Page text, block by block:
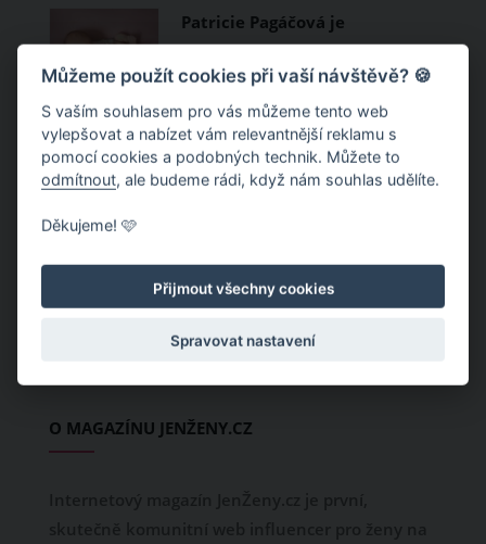
Patricie Pagáčová je
maminkou.…
Říjen jako měsíc boje proti…
O MAGAZÍNU JENŽENY.CZ
Můžeme použít cookies při vaší návštěvě? 🍪
S vaším souhlasem pro vás můžeme tento web
vylepšovat a nabízet vám relevantnější reklamu s
pomocí cookies a podobných technik. Můžete to
odmítnout, ale budeme rádi, když nám souhlas udělíte.
Děkujeme! 🩷
Přijmout všechny cookies
Spravovat nastavení